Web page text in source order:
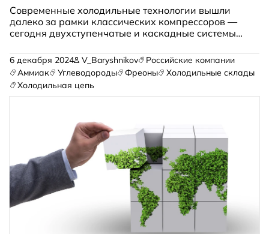
Современные холодильные технологии вышли
далеко за рамки классических компрессоров —
сегодня двухступенчатые и каскадные системы
открывая новые возможности для
промышленности и науки.
6 декабря 2024 V_Baryshnikov
Российские компании
Аммиак
Углеводороды Фреоны
Холодильные склады
Холодильная цепь